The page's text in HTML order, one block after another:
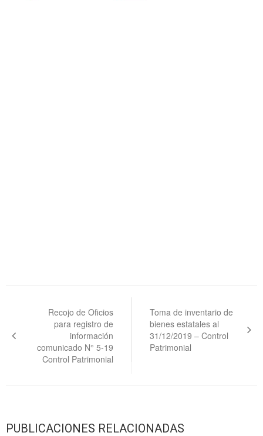
entradas
Recojo de Oficios
para registro de
información
comunicado N° 5-19
Control Patrimonial
Toma de inventario de
bienes estatales al
31/12/2019 – Control
Patrimonial
PUBLICACIONES RELACIONADAS